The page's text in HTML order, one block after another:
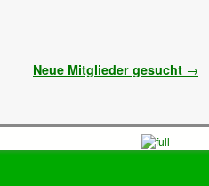
Neue Mitglieder gesucht →